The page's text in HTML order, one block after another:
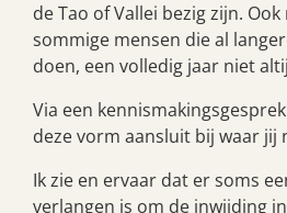
de Tao of Vallei bezig zijn.
sommige mensen die al
doen, een volledig jaar niet
Via een
deze vorm aansluit bij waar jij
Ik zie en ervaar dat er soms
verlangen is om de inwijding